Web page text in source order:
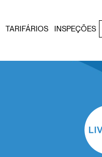
TARIFÁRIOS INSPEÇÕES